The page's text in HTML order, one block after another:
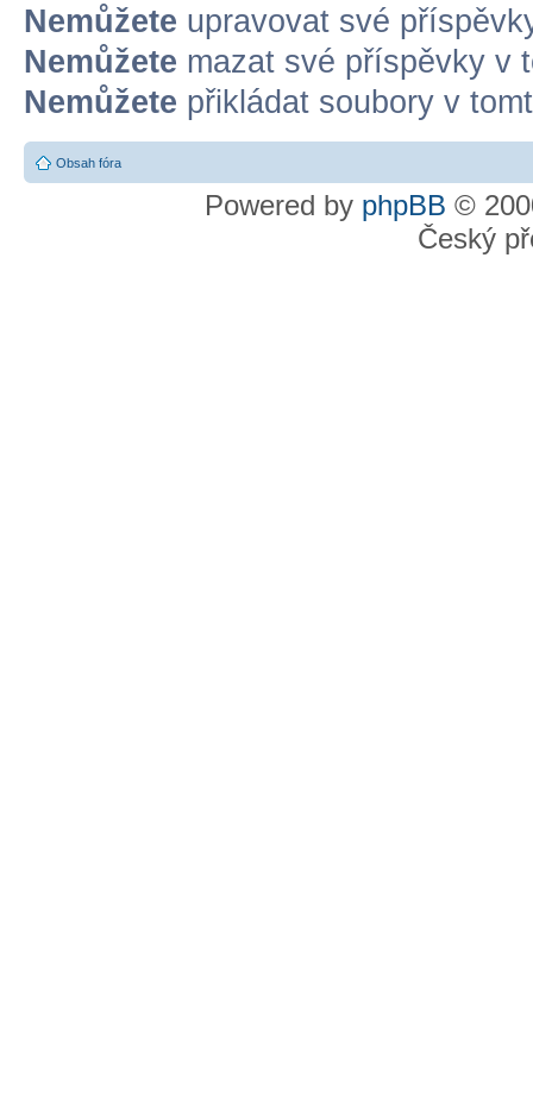
Nemůžete upravovat své
Nemůžete mazat své příspěvky v
Nemůžete přikládat soubory v
Obsah fóra
Powered by phpBB ©
Český